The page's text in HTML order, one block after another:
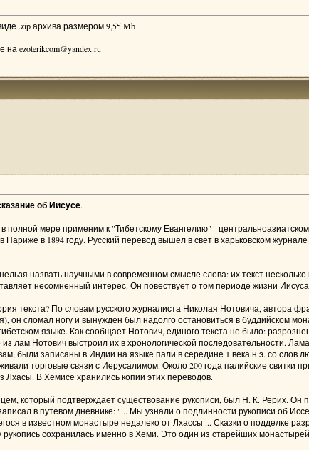
.zip архива размером 9,55 Mb
ezoterikcom@yandex.ru
об Иисусе.
полной мере применим к "Тибетскому Евангелию" -
Париже в 1894 году. Русский перевод вышел в свет в харьковском
назвать научными в современном смысле слова: их текст
несомненный интерес. Он повествует о том периоде жизни
текста? По словам русского журналиста Николая Нотовича, автора
он сломал ногу и вынужден был надолго остановиться в буддийском
языке. Как сообщает Нотович, единого текста не было:
лам Нотович выстроил их в хронологической последовательности.
были записаны в Индии на языке пали в середине 1 века н.э. со слов
торговые связи с Иерусалимом. Около 200 года палийские свитки
Лхасы. В Хемисе хранились копии этих переводов.
который подтверждает существование рукописи, был Н. К. Рерих. Он
в путевом дневнике: "... Мы узнали о подлинности рукописи об
в известном монастыре недалеко от Лхассы ... Сказки о подделке
рукопись сохранилась именно в Хеми. Это один из старейших